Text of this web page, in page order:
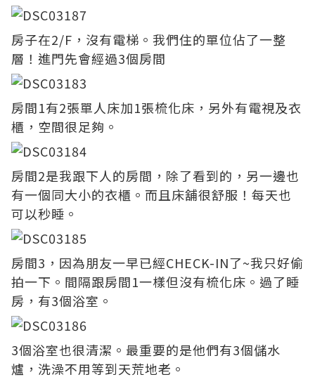
房子在2/F，沒有電梯。我們住的單位佔了一整
層！進門先會經過3個房間
房間1有2張單人床加1張梳化床，另外有電視及衣
櫃，空間很足夠。
房間2是我跟下人的房間，除了看到的，另一邊也
有一個同大小的衣櫃。而且床舖很舒服！每天也
可以秒睡。
房間3，因為朋友一早已經CHECK-IN了~我只好偷
拍一下。間隔跟房間1一樣但沒有梳化床。過了睡
房，有3個浴室。
3個浴室也很清潔。最重要的是他們有3個儲水
爐，洗澡不用等到天荒地老。